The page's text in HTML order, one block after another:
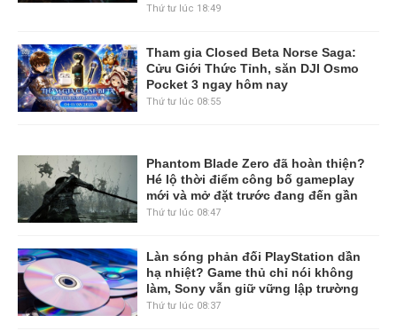
Thứ tư lúc 18:49
Tham gia Closed Beta Norse Saga:
Cửu Giới Thức Tỉnh, săn DJI Osmo
Pocket 3 ngay hôm nay
Thứ tư lúc 08:55
Phantom Blade Zero đã hoàn thiện?
Hé lộ thời điểm công bố gameplay
mới và mở đặt trước đang đến gần
Thứ tư lúc 08:47
Làn sóng phản đối PlayStation dần
hạ nhiệt? Game thủ chỉ nói không
làm, Sony vẫn giữ vững lập trường
Thứ tư lúc 08:37